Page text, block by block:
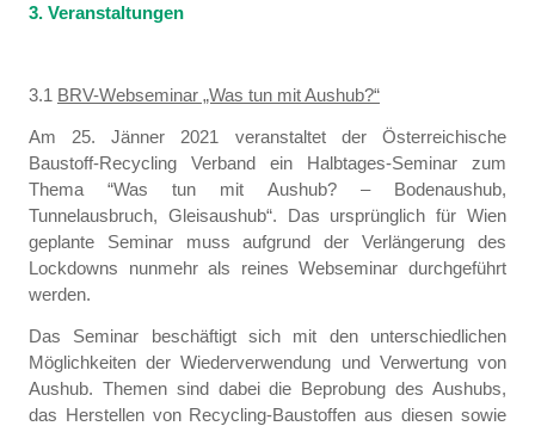
3. Veranstaltungen
3.1 BRV-Webseminar „Was tun mit Aushub?“
Am 25. Jänner 2021 veranstaltet der Österreichische
Baustoff-Recycling Verband ein Halbtages-Seminar zum
Thema “Was tun mit Aushub? – Bodenaushub,
Tunnelausbruch, Gleisaushub“. Das ursprünglich für Wien
geplante Seminar muss aufgrund der Verlängerung des
Lockdowns nunmehr als reines Webseminar durchgeführt
werden.
Das Seminar beschäftigt sich mit den unterschiedlichen
Möglichkeiten der Wiederverwendung und Verwertung von
Aushub. Themen sind dabei die Beprobung des Aushubs,
das Herstellen von Recycling-Baustoffen aus diesen sowie